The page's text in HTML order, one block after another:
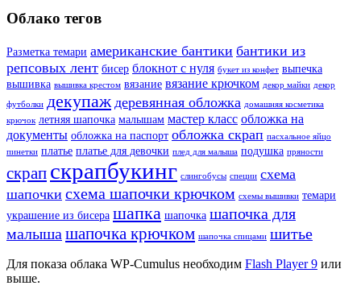
Облако тегов
Разметка темари американские бантики бантики из
репсовых лент бисер блокнот с нуля букет из конфет выпечка
вышивка вышивка крестом вязание вязание крючком декор майки декор
футболки декупаж деревянная обложка домашняя косметика
крючок летняя шапочка малышам мастер класс обложка на
документы обложка на паспорт обложка скрап пасхальное яйцо
пинетки платье платье для девочки плед для малыша подушка пряности
скрап скрапбукинг слингобусы специи схема
шапочки схема шапочки крючком схемы вышивки темари
украшение из бисера шапка шапочка шапочка для
малыша шапочка крючком шапочка спицами шитье
Для показа облака WP-Cumulus необходим Flash Player 9 или
выше.